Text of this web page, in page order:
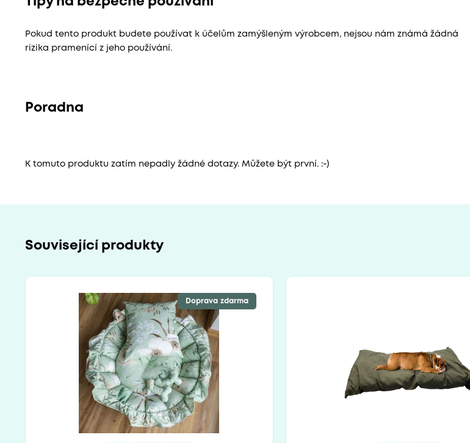
Pokud tento produkt budete používat k účelům zamýšleným výrobcem, nejsou nám známá žádná
rizika pramenící z jeho používání.
Poradna
K tomuto produktu zatím nepadly žádné dotazy. Můžete být první. :-)
Související produkty
Doprava zdarma